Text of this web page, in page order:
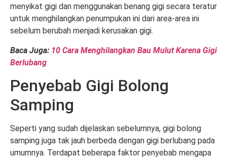
menyikat gigi dan menggunakan benang gigi secara teratur
untuk menghilangkan penumpukan ini dari area-area ini
sebelum berubah menjadi kerusakan gigi.
Baca Juga: 10 Cara Menghilangkan Bau Mulut Karena Gigi
Berlubang
Penyebab Gigi Bolong
Samping
Seperti yang sudah dijelaskan sebelumnya, gigi bolong
samping juga tak jauh berbeda dengan gigi berlubang pada
umumnya. Terdapat beberapa faktor penyebab mengapa